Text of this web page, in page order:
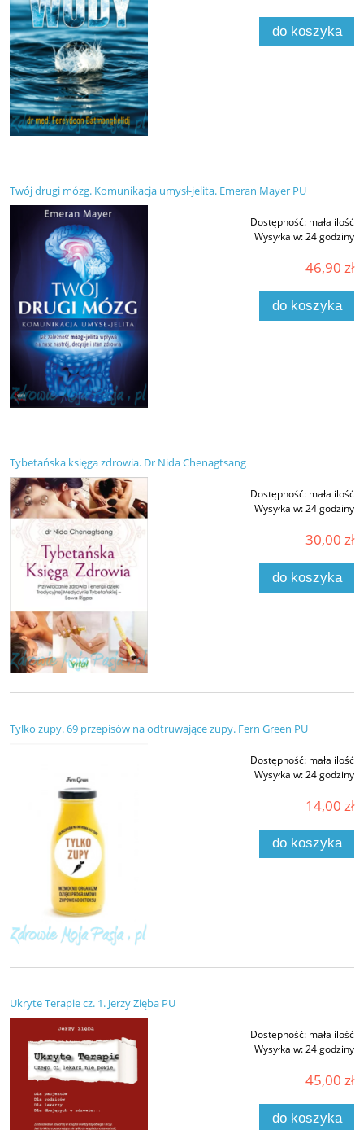
do koszyka
Twój drugi mózg. Komunikacja umysł-jelita. Emeran Mayer PU
Dostępność: mała ilość
Wysyłka w:24 godziny
46,90 zł
do koszyka
Tybetańska księga zdrowia. Dr Nida Chenagtsang
Dostępność: mała ilość
Wysyłka w:24 godziny
30,00 zł
do koszyka
Tylko zupy. 69 przepisów na odtruwające zupy. Fern Green PU
Dostępność: mała ilość
Wysyłka w:24 godziny
14,00 zł
do koszyka
Ukryte Terapie cz. 1. Jerzy Zięba PU
Dostępność: mała ilość
Wysyłka w:24 godziny
45,00 zł
do koszyka